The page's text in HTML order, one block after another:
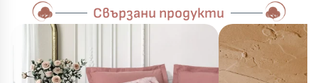
Свързани продукти